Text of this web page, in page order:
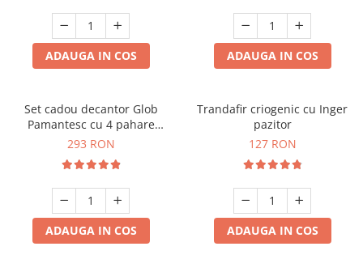
Cadouri Fete
Pentru Copilul din tine
Cadouri Haioase
Cadouri Majorat
Cadouri pentru Nasi
Cadouri pentru Bunici
Cadouri pentru Sefi
Cel ce are tot
Cani si Termosuri
Jocuri si Puzzle
Produse pentru Calatorie
Cadouri Sfantul Alexandru
Cadouri Sfanta Ana
Cadouri Sfanta Maria
Cadouri Sfintii Mihail si Gavriil
ADAUGA IN COS ADAUGA IN COS
Set cadou decantor Glob
Pamantesc cu 4 pahare
Deluxe
293 RON
ADAUGA IN COS
Trandafir criogenic cu Inger
pazitor
127 RON
ADAUGA IN COS